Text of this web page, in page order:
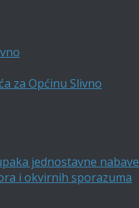
za Općinu Slivno
jednostavne nabave
i okvirnih sporazuma